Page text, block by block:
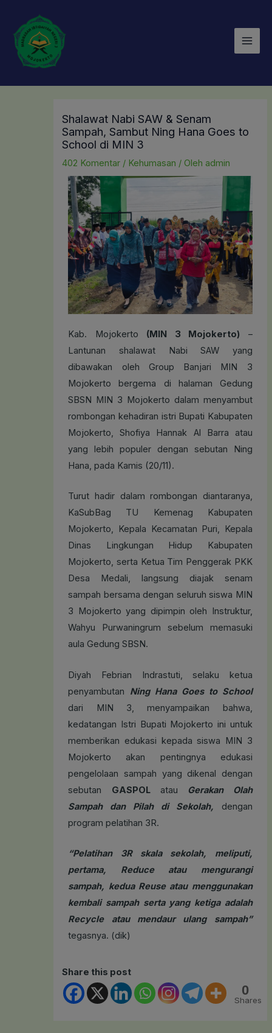
konten
Shalawat Nabi SAW & Senam
Sampah, Sambut Ning Hana Goes to
School di MIN 3
402 Komentar / Kehumasan / Oleh admin
Kab. Mojokerto (MIN 3 Mojokerto) –
Lantunan shalawat Nabi SAW yang
dibawakan oleh Group Banjari MIN 3
Mojokerto bergema di halaman Gedung
SBSN MIN 3 Mojokerto dalam menyambut
rombongan kehadiran istri Bupati Kabupaten
Mojokerto, Shofiya Hannak Al Barra atau
yang lebih populer dengan sebutan Ning
Hana, pada Kamis (20/11).
Turut hadir dalam rombongan diantaranya,
KaSubBag TU Kemenag Kabupaten
Mojokerto, Kepala Kecamatan Puri, Kepala
Dinas Lingkungan Hidup Kabupaten
Mojokerto, serta Ketua Tim Penggerak PKK
Desa Medali, langsung diajak senam
sampah bersama dengan seluruh siswa MIN
3 Mojokerto yang dipimpin oleh Instruktur,
Wahyu Purwaningrum sebelum memasuki
aula Gedung SBSN.
Diyah Febrian Indrastuti, selaku ketua
penyambutan Ning Hana Goes to School
dari MIN 3, menyampaikan bahwa,
kedatangan Istri Bupati Mojokerto ini untuk
memberikan edukasi kepada siswa MIN 3
Mojokerto akan pentingnya edukasi
pengelolaan sampah yang dikenal dengan
sebutan GASPOLatau Gerakan Olah
Sampah dan Pilah di Sekolah, dengan
program pelatihan 3R.
“Pelatihan 3R skala sekolah, meliputi,
pertama, Reduce atau mengurangi
sampah, kedua Reuse atau menggunakan
kembali sampah serta yang ketiga adalah
Recycle atau mendaur ulang sampah”
tegasnya. (dik)
Share this post
0
Shares